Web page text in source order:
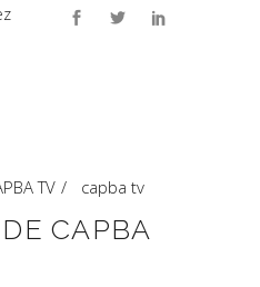
TV capba tv
CAPBA